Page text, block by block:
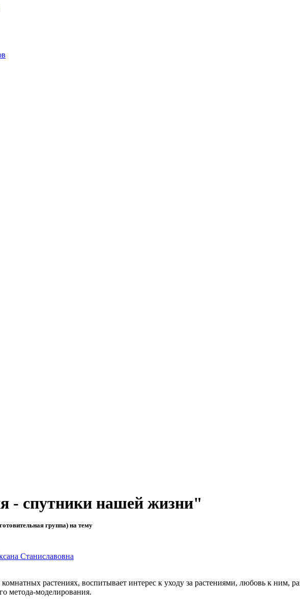
- спутники нашей жизни"
группа) на тему
Станиславовна
растениях, воспитывает интерес к уходу за растениями, любовь к ним,
метода-моделирования.